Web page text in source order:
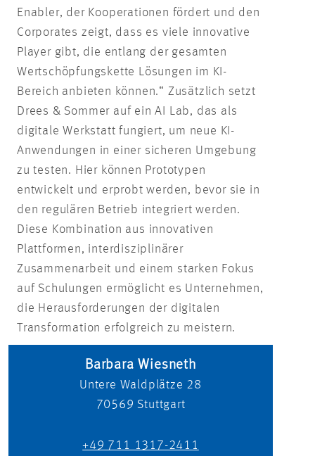
Enabler, der Kooperationen fördert und den
Corporates zeigt, dass es viele innovative
Player gibt, die entlang der gesamten
Wertschöpfungskette Lösungen im KI-
Bereich anbieten können.“ Zusätzlich setzt
Drees & Sommer auf ein AI Lab, das als
digitale Werkstatt fungiert, um neue KI-
Anwendungen in einer sicheren Umgebung
zu testen. Hier können Prototypen
entwickelt und erprobt werden, bevor sie in
den regulären Betrieb integriert werden.
Diese Kombination aus innovativen
Plattformen, interdisziplinärer
Zusammenarbeit und einem starken Fokus
auf Schulungen ermöglicht es Unternehmen,
die Herausforderungen der digitalen
Transformation erfolgreich zu meistern.
Barbara Wiesneth
Untere Waldplätze 28
70569 Stuttgart
+49 711 1317-2411